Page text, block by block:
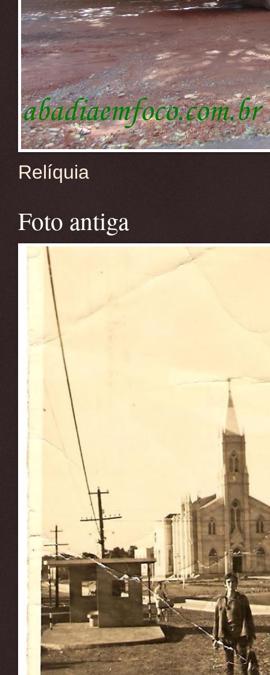
Relíquia
Foto antiga